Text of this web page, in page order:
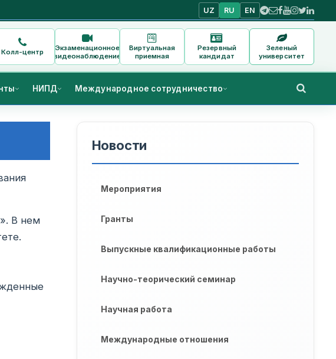
UZ RU EN
Колл-центр
Экзаменационное
видеонаблюдение
Виртуальная
приемная
Резервный
кандидат
Зеленый
университет
НИПД Международное сотрудничество
В нем
Новости
Мероприятия
Гранты
Выпускные квалификационные работы
Научно-теорический семинар
Научная работа
Международные отношения